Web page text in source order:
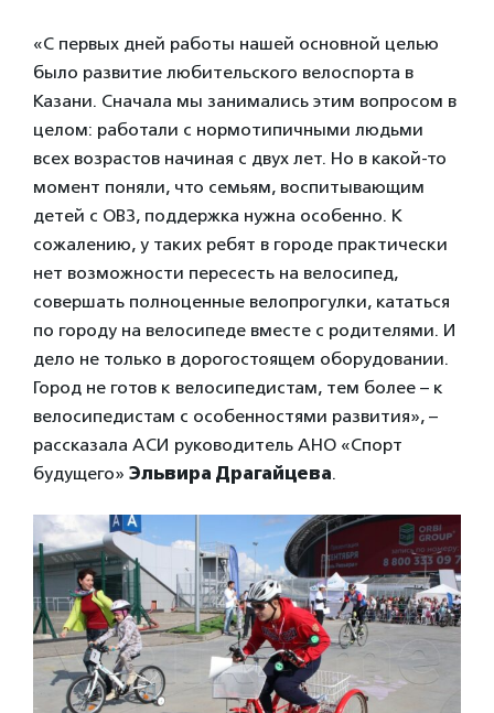
«С первых дней работы нашей основной целью
было развитие любительского велоспорта в
Казани. Сначала мы занимались этим вопросом в
целом: работали с нормотипичными людьми
всех возрастов начиная с двух лет. Но в какой-то
момент поняли, что семьям, воспитывающим
детей с ОВЗ, поддержка нужна особенно. К
сожалению, у таких ребят в городе практически
нет возможности пересесть на велосипед,
совершать полноценные велопрогулки, кататься
по городу на велосипеде вместе с родителями. И
дело не только в дорогостоящем оборудовании.
Город не готов к велосипедистам, тем более – к
велосипедистам с особенностями развития», –
рассказала АСИ руководитель АНО «Спорт
будущего» Эльвира Драгайцева.